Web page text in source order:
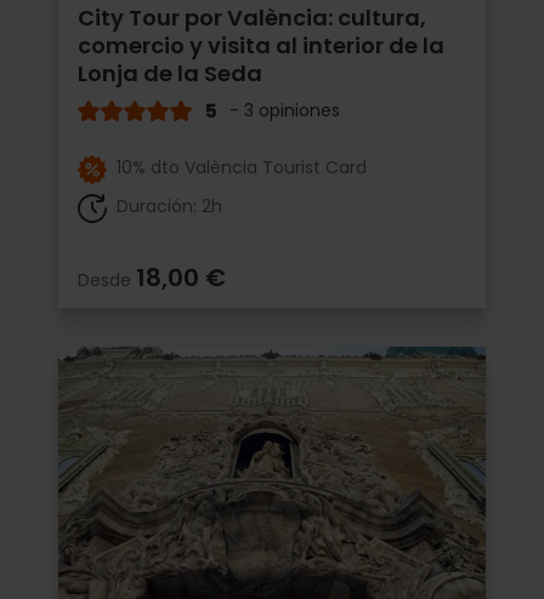
City Tour por València: cultura,
comercio y visita al interior de la
Lonja de la Seda
5 - 3 opiniones
10% dto València Tourist Card
Duración: 2h
Desde 18,00 €